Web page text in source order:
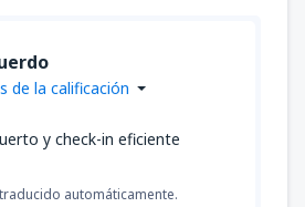
de la calificación
y check-in eficiente
automáticamente.